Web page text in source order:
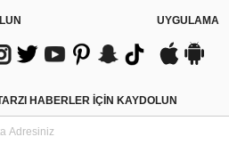
UYGULAMA
HABERLER IÇIN KAYDOLUN